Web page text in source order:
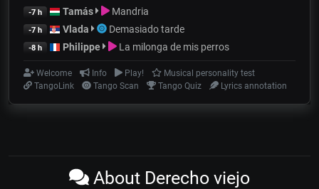
-7 h Tamás Mandria
-7 h Vlada Demasiado tarde
-8 h Philippe La milonga de mis perros
Welcome Info Play!
Musical personality test
TangoLink
Tango Scan Tango Quiz Lyrics annotation
About Derecho viejo